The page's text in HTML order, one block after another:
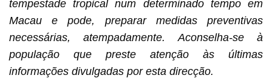
tempestade tropical num determinado tempo em
Macau e pode, preparar medidas preventivas
necessárias, atempadamente. Aconselha-se à
população que preste atenção às últimas
informações divulgadas por esta direcção.